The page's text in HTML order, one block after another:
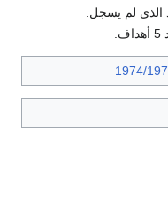
الذي لم يسجل.